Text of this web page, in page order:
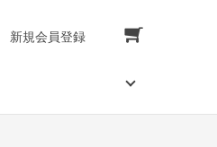
新規会員登録